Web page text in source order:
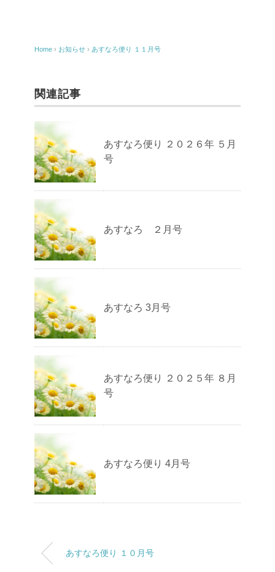
Home › お知らせ › あすなろ便り １１月号
関連記事
あすなろ便り ２０２６年 ５月
号
あすなろ ２月号
あすなろ 3月号
あすなろ便り ２０２５年 ８月
号
あすなろ便り 4月号
あすなろ便り １０月号